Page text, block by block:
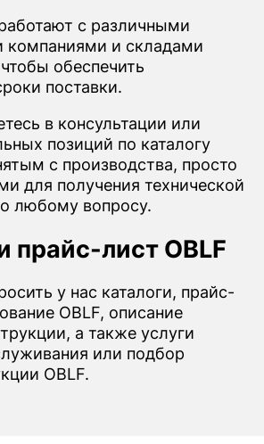
с различными
компаниями и складами
обеспечить
поставки.
в консультации или
позиций по каталогу
с производства, просто
для получения технической
любому вопросу.
прайс-лист OBLF
у нас каталоги, прайс-
OBLF, описание
а также услуги
или подбор
OBLF.